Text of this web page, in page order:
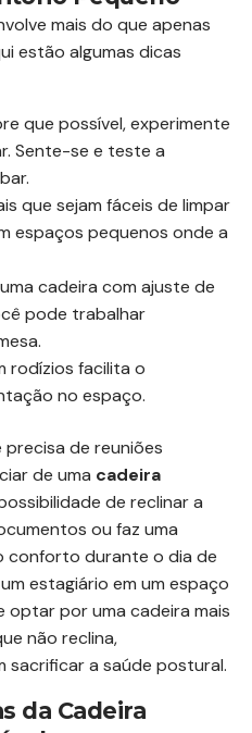
mais do que apenas
estão algumas dicas
que possível, experimente
Sente-se e teste a
que sejam fáceis de limpar
espaços pequenos onde a
cadeira com ajuste de
pode trabalhar
rodízios facilita o
no espaço.
de reuniões
de uma cadeira
de reclinar a
ou faz uma
conforto durante o dia de
estagiário em um espaço
por uma cadeira mais
não reclina,
sacrificar a saúde postural.
da Cadeira